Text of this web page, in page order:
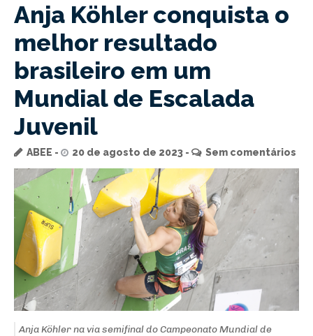
Anja Köhler conquista o
melhor resultado
brasileiro em um
Mundial de Escalada
Juvenil
ABEE 20 de agosto de 2023 Sem comentários
Anja Köhler na via semifinal do Campeonato Mundial de